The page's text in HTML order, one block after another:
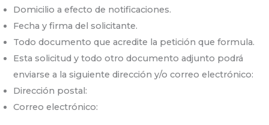
Domicilio a efecto de notificaciones.
Fecha y firma del solicitante.
Todo documento que acredite la petición que formula.
Esta solicitud y todo otro documento adjunto podrá
enviarse a la siguiente dirección y/o correo electrónico:
Dirección postal:
Correo electrónico: